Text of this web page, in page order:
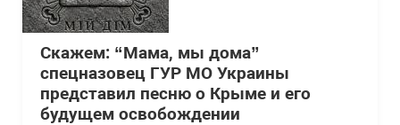
Скажем: “Мама, мы дома”
спецназовец ГУР МО Украины
представил песню о Крыме и его
будущем освобождении